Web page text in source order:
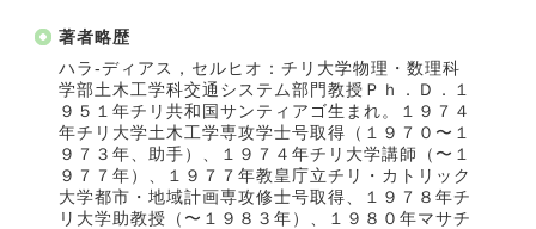
著者略歴
ハラ‐ディアス，セルヒオ：チリ大学物理・数理科
学部土木工学科交通システム部門教授Ｐｈ．Ｄ．１
９５１年チリ共和国サンティアゴ生まれ。１９７４
年チリ大学土木工学専攻学士号取得（１９７０〜１
９７３年、助手）、１９７４年チリ大学講師（〜１
９７７年）、１９７７年教皇庁立チリ・カトリック
大学都市・地域計画専攻修士号取得、１９７８年チ
リ大学助教授（〜１９８３年）、１９８０年マサチ